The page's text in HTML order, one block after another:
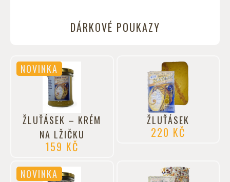
DÁRKOVÉ POUKAZY
NOVINKA
ŽLUŤÁSEK – KRÉM
NA LŽIČKU
159 KČ
ŽLUŤÁSEK
220 KČ
NOVINKA